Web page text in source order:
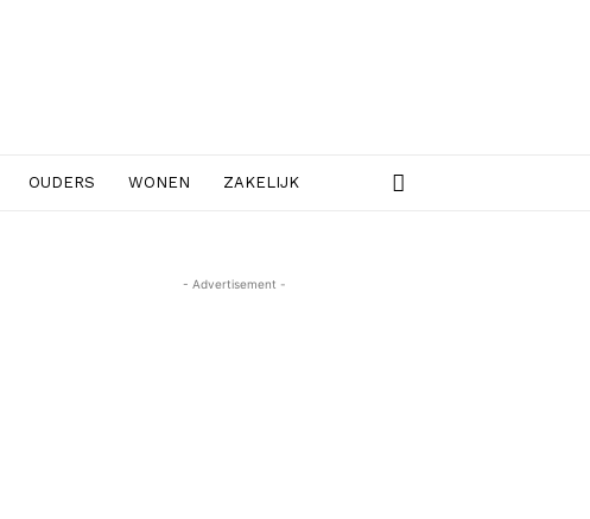
OUDERS WONEN ZAKELIJK
- Advertisement -